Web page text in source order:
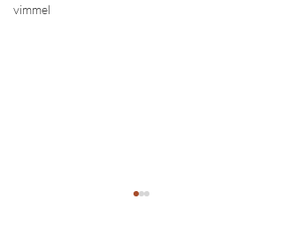
vimmel